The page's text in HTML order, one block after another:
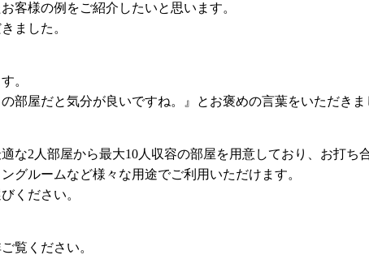
客様の例をご紹介したいと思います。
ました。
。
部屋だと気分が良いですね。』とお褒めの言葉をいただきま
な2人部屋から最大10人収容の部屋を用意しており、お打ち
グルームなど様々な用途でご利用いただけます。
ください。
覧ください。